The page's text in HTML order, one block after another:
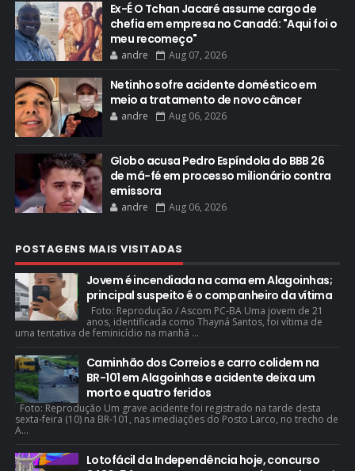
Ex-É O Tchan Jacaré assume cargo de
chefia em empresa no Canadá: "Aqui foi o
meu recomeço"
andre Aug 07, 2026
Netinho sofre acidente doméstico em
meio a tratamento de novo câncer
andre Aug 06, 2026
Globo acusa Pedro Espíndola do BBB 26
de má-fé em processo milionário contra
emissora
andre Aug 06, 2026
POSTAGENS MAIS VISITADAS
Jovem é incendiada na cama em Alagoinhas;
principal suspeito é o companheiro da vítima
Foto: Reprodução / Ascom PC-BA Uma jovem de 21
anos, identificada como Thayná Santos, foi vítima de
uma tentativa de feminicídio na manhã ...
Caminhão dos Correios e carro colidem na
BR-101 em Alagoinhas e acidente deixa um
morto e quatro feridos
Foto: Reprodução Um grave acidente foi registrado na tarde desta
sexta-feira (10) na BR-101, nas imediações do Posto Larco, no trecho de
A...
Lotofácil da Independência hoje, concurso